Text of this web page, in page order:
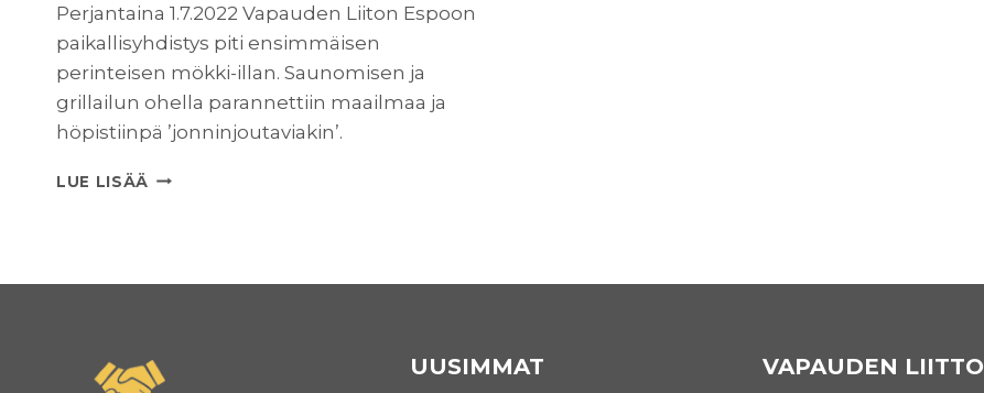
Perjantaina 1.7.2022 Vapauden Liiton Espoon
paikallisyhdistys piti ensimmäisen
perinteisen mökki-illan. Saunomisen ja
grillailun ohella parannettiin maailmaa ja
höpistiinpä ’jonninjoutaviakin’.
LUE LISÄÄ ESPOON
UUSIMMAT VAPAUDEN LIITTO